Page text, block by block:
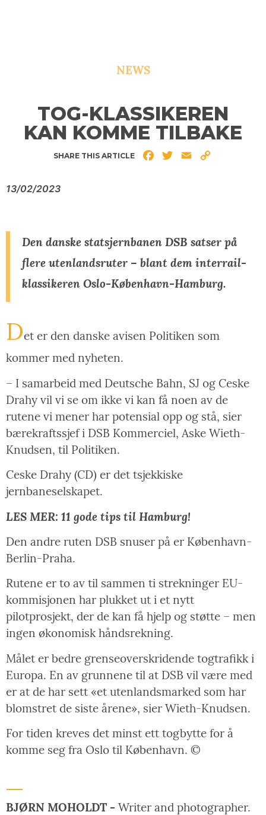
NEWS
TOG-KLASSIKEREN
KAN KOMME TILBAKE
SHARE THIS ARTICLE FacebookTwitterEmail
13/02/2023
Den danske statsjernbanen DSB satser på
flere utenlandsruter – blant dem interrail-
klassikeren Oslo-København-Hamburg.
Det er den danske avisen Politiken som
kommer med nyheten.
– I samarbeid med Deutsche Bahn, SJ og Ceske
Drahy vil vi se om ikke vi kan få noen av de
rutene vi mener har potensial opp og stå, sier
bærekraftssjef i DSB Kommerciel, Aske Wieth-
Knudsen, til Politiken.
Ceske Drahy (CD) er det tsjekkiske
jernbaneselskapet.
LES MER: 11 gode tips til Hamburg!
Den andre ruten DSB snuser på er København-
Berlin-Praha.
Rutene er to av til sammen ti strekninger EU-
kommisjonen har plukket ut i et nytt
pilotprosjekt, der de kan få hjelp og støtte – men
ingen økonomisk håndsrekning.
Målet er bedre grenseoverskridende togtrafikk i
Europa. En av grunnene til at DSB vil være med
er at de har sett «et utenlandsmarked som har
blomstret de siste årene», sier Wieth-Knudsen.
For tiden kreves det minst ett togbytte for å
komme seg fra Oslo til København. ©
BJØRN MOHOLDT - Writer and photographer.